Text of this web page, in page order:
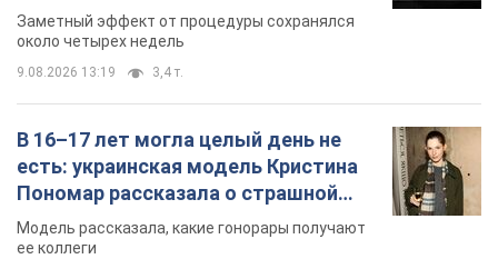
так почти месяц
Заметный эффект от процедуры сохранялся
около четырех недель
9.08.2026 13:19 3,4 т.
В 16–17 лет могла целый день не
есть: украинская модель Кристина
Пономар рассказала о страшной
стороне модельной карьеры
Модель рассказала, какие гонорары получают
ее коллеги